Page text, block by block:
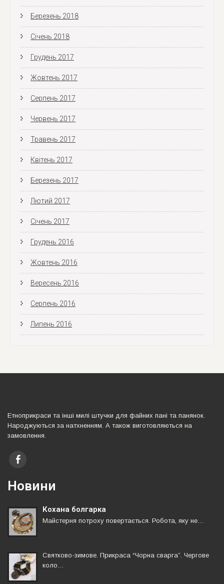
Березень 2018
Січень 2018
Грудень 2017
Жовтень 2017
Серпень 2017
Червень 2017
Травень 2017
Квітень 2017
Березень 2017
Лютий 2017
Січень 2017
Грудень 2016
Жовтень 2016
Вересень 2016
Серпень 2016
Липень 2016
Етноприкраси та iншi милi штучки для файних панi та панянок.
Народжуються за натхненням. А також виготовляються на
замовлення.
Новини
Кохана болгарка
Майстерня потроху повертається. Робота, яку не…
Святково-зимове. Прикраса “Чорна сварга”. Чергове
коло…